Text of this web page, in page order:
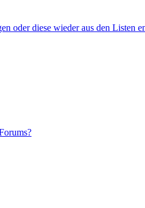
oder diese wieder aus den Listen